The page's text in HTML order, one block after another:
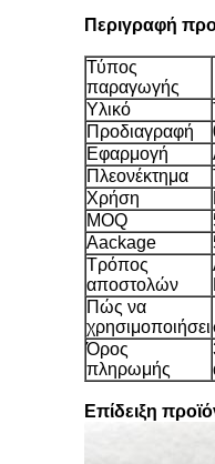
Περιγραφή
Τύπος
παραγωγής
Υλικό
Προδιαγραφή
Εφαρμογή
Πλεονέκτημα
Χρήση
MOQ
Aackage
Τρόπος
αποστολών
Πώς να
χρησιμοποιήσει
Όρος
πληρωμής
Επίδειξη